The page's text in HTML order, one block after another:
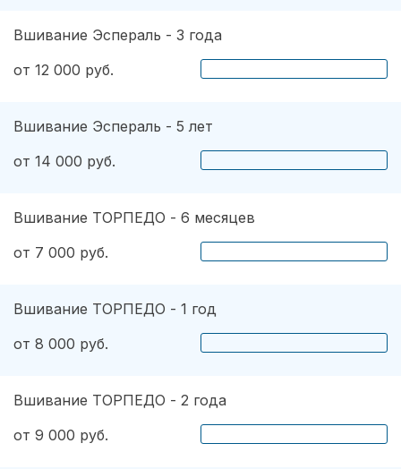
Вшивание Эспераль - 3 года
от 12 000 руб.
Вшивание Эспераль - 5 лет
от 14 000 руб.
Вшивание ТОРПЕДО - 6 месяцев
от 7 000 руб.
Вшивание ТОРПЕДО - 1 год
от 8 000 руб.
Вшивание ТОРПЕДО - 2 года
от 9 000 руб.